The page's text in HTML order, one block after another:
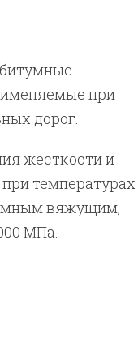
при
дорог.
жесткости и
температурах
вяжущим,
МПa.